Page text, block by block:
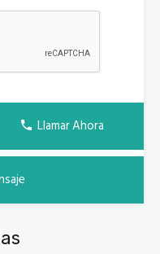
Llamar Ahora